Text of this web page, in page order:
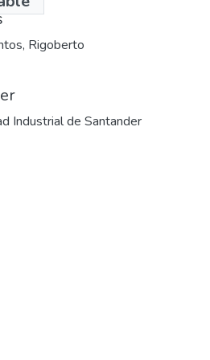
Rigoberto
Industrial de Santander